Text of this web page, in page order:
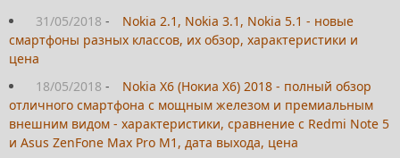
31/05/2018 -
Nokia 2.1, Nokia 3.1, Nokia 5.1 - новые
смартфоны разных классов, их обзор, характеристики и
цена
18/05/2018 -
Nokia X6 (Нокиа Х6) 2018 - полный обзор
отличного смартфона с мощным железом и премиальным
внешним видом - характеристики, сравнение с Redmi Note 5
и Asus ZenFone Max Pro M1, дата выхода, цена